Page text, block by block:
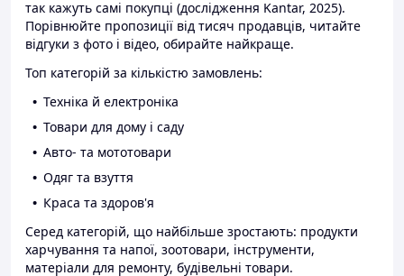
так кажуть самі покупці (дослідження Kantar, 2025).
Порівнюйте пропозиції від тисяч продавців, читайте
відгуки з фото і відео, обирайте найкраще.
Топ категорій за кількістю замовлень:
Техніка й електроніка
Товари для дому і саду
Авто- та мототовари
Одяг та взуття
Краса та здоров'я
Серед категорій, що найбільше зростають: продукти
харчування та напої, зоотовари, інструменти,
матеріали для ремонту, будівельні товари.